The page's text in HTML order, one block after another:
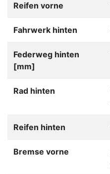
Reifen vorne
Fahrwerk hinten
Federweg hinten
[mm]
Rad hinten
Reifen hinten
Bremse vorne